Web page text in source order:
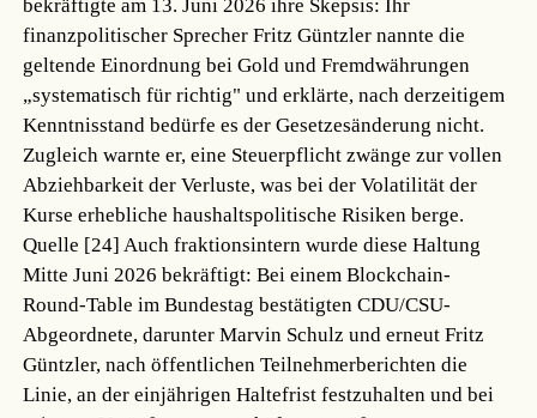
bekräftigte am 13. Juni 2026 ihre Skepsis: Ihr
finanzpolitischer Sprecher Fritz Güntzler nannte die
geltende Einordnung bei Gold und Fremdwährungen
„systematisch für richtig" und erklärte, nach derzeitigem
Kenntnisstand bedürfe es der Gesetzesänderung nicht.
Zugleich warnte er, eine Steuerpflicht zwänge zur vollen
Abziehbarkeit der Verluste, was bei der Volatilität der
Kurse erhebliche haushaltspolitische Risiken berge.
Quelle [24] Auch fraktionsintern wurde diese Haltung
Mitte Juni 2026 bekräftigt: Bei einem Blockchain-
Round-Table im Bundestag bestätigten CDU/CSU-
Abgeordnete, darunter Marvin Schulz und erneut Fritz
Güntzler, nach öffentlichen Teilnehmerberichten die
Linie, an der einjährigen Haltefrist festzuhalten und bei